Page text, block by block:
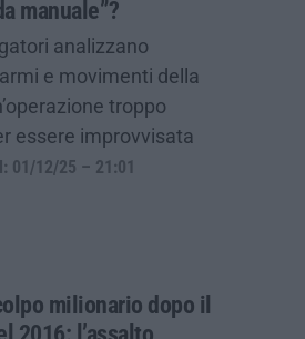
manuale”?
analizzano
e movimenti della
troppo
essere improvvisata
01/12/25 – 21:01
milionario dopo il